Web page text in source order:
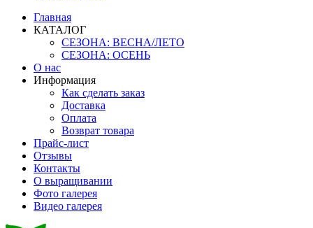
Главная
КАТАЛОГ
СЕЗОНА: ВЕСНА/ЛЕТО
СЕЗОНА: ОСЕНЬ
О нас
Информация
Как сделать заказ
Доставка
Оплата
Возврат товара
Прайс-лист
Отзывы
Контакты
О выращивании
Фото галерея
Видео галерея